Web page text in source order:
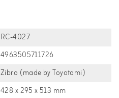
RC-4027
4963505711726
Zibro (made by Toyotomi)
428 x 295 x 513 mm